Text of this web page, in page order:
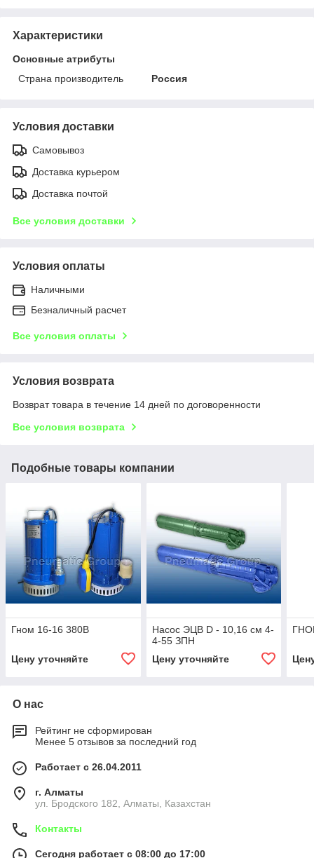
Характеристики
Основные атрибуты
Страна производитель
Россия
Условия доставки
Самовывоз
Доставка курьером
Доставка почтой
Все условия доставки
Условия оплаты
Наличными
Безналичный расчет
Все условия оплаты
Условия возврата
Возврат товара в течение 14 дней по договоренности
Все условия возврата
Подобные товары компании
Гном 16-16 380В
Цену уточняйте
Насос ЭЦВ D - 10,16 см 4-
4-55 ЗПН
Цену уточняйте
О нас
Рейтинг не сформирован
Менее 5 отзывов за последний год
Работает с 26.04.2011
г. Алматы
ул. Бродского 182, Алматы, Казахстан
Контакты
Сегодня работает с 08:00 до 17:00